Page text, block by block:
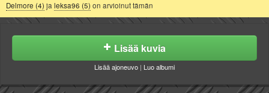
Delmore (4) ja leksa96 (5) on arvioinut tämän
Lisää kuvia
Lisää ajoneuvo | Luo albumi